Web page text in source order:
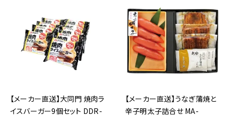
【メーカー直送】大同門 焼肉ラ
イスバーガー9個セット DDR-
【メーカー直送】うなぎ蒲焼と
辛子明太子詰合せ MA-